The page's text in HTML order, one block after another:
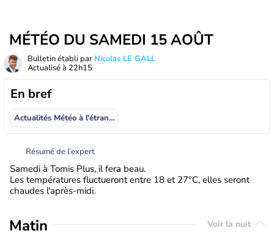
MÉTÉO DU SAMEDI 15 AOÛT
Bulletin établi par Nicolas LE GALL
Actualisé à 22h15
En bref
Actualités Météo à l'étranger
Résumé de l’expert
Samedi à Tomis Plus, il fera beau.
Les températures fluctueront entre 18 et 27°C, elles seront
chaudes l'après-midi.
Matin Voir la nuit